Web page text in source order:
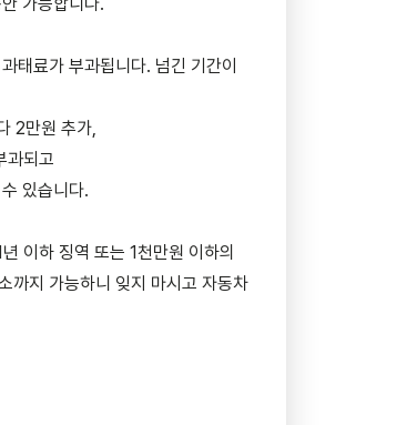
있습니다.
이하 징역 또는 1천만원 이하의
까지 가능하니 잊지 마시고 자동차